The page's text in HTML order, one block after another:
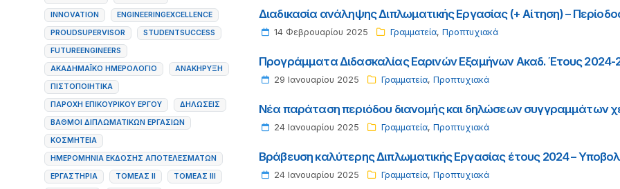
INNOVATION
ENGINEERINGEXCELLENCE
PROUDSUPERVISOR
STUDENTSUCCESS
FUTUREENGINEERS
ΑΚΑΔΗΜΑΪΚΌ ΗΜΕΡΟΛΌΓΙΟ
ΑΝΑΚΉΡΥΞΗ
ΠΙΣΤΟΠΟΙΗΤΙΚΆ
ΠΑΡΟΧΉ ΕΠΙΚΟΥΡΙΚΟΎ ΈΡΓΟΥ
ΔΗΛΏΣΕΙΣ
ΒΑΘΜΟΊ ΔΙΠΛΩΜΑΤΙΚΏΝ ΕΡΓΑΣΙΏΝ
ΚΟΣΜΗΤΕΊΑ
ΗΜΕΡΟΜΗΝΊΑ ΈΚΔΟΣΗΣ ΑΠΟΤΕΛΕΣΜΆΤΩΝ
ΕΡΓΑΣΤΉΡΙΑ
ΤΟΜΈΑΣ ΙΙ
ΤΟΜΈΑΣ ΙΙΙ
Διαδικασία ανάληψης Διπλωματικής Εργασίας (+ Αίτηση) –
14 Φεβρουαρίου 2025 Γραμματεία, Προπτυχιακά
Προγράμματα Διδασκαλίας Εαρινών Εξαμήνων Ακαδ. Έτους 2024-
29 Ιανουαρίου 2025 Γραμματεία, Προπτυχιακά
Νέα παράταση περιόδου διανομής και δηλώσεων συγγραμμάτων
24 Ιανουαρίου 2025 Γραμματεία, Προπτυχιακά
Βράβευση καλύτερης Διπλωματικής Εργασίας έτους 2024 –
24 Ιανουαρίου 2025 Γραμματεία, Προπτυχιακά